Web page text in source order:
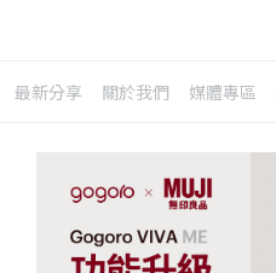
最新分享 關於我們 媒體專區